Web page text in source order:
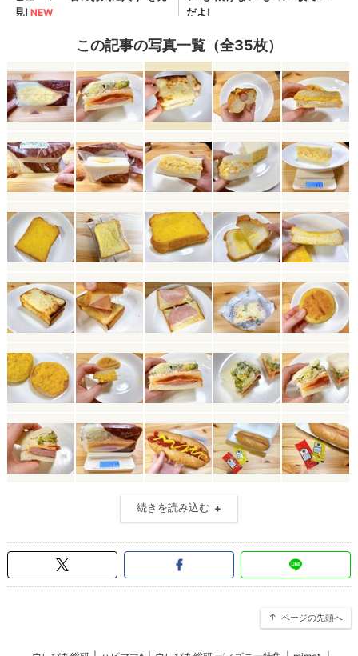
この記事の写真一覧（全35枚）
続きを読み込む
ページの先頭へ